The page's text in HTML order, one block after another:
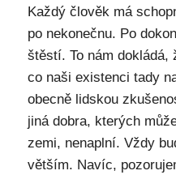
Každý člověk má
po nekonečnu. Po
štěstí. To nám dokládá,
co naši existenci tady
obecně lidskou
jiná dobra, kterých
zemi, nenaplní. Vždy
větším. Navíc,